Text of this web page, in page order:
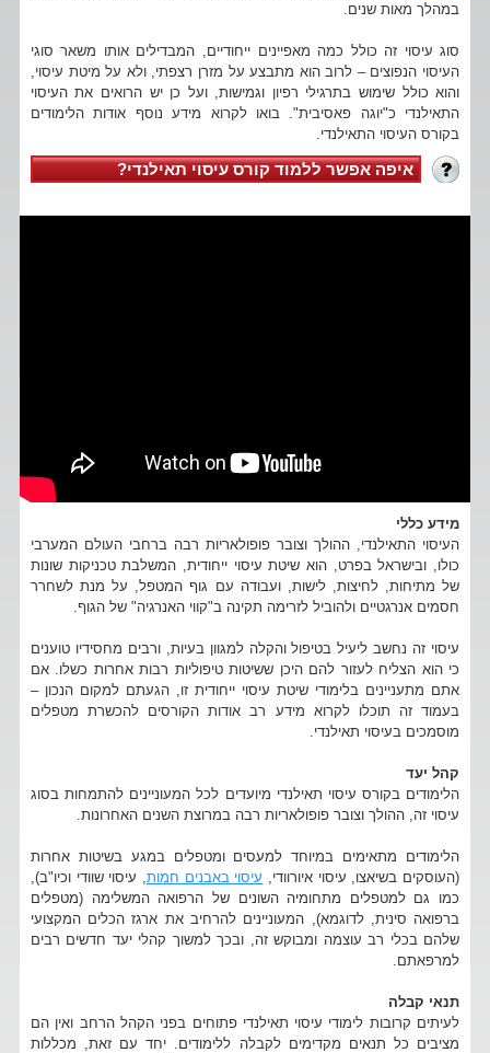
במהלך מאות שנים.
סוג עיסוי זה כולל כמה מאפיינים ייחודיים, המבדילים אותו משאר סוגי
העיסוי הנפוצים – לרוב הוא מתבצע על מזרן רצפתי, ולא על מיטת עיסוי,
והוא כולל שימוש בתרגילי רפיון וגמישות, ועל כן יש הרואים את העיסוי
התאילנדי כ"יוגה פאסיבית". בואו לקרוא מידע נוסף אודות הלימודים
בקורס העיסוי התאילנדי.
איפה אפשר ללמוד קורס עיסוי תאילנדי?
מידע כללי
העיסוי התאילנדי, ההולך וצובר פופולאריות רבה ברחבי העולם המערבי
כולו, ובישראל בפרט, הוא שיטת עיסוי ייחודית, המשלבת טכניקות שונות
של מתיחות, לחיצות, לישות, ועבודה עם גוף המטפל, על מנת לשחרר
חסמים אנרגטיים ולהוביל לזרימה תקינה ב"קווי האנרגיה" של הגוף.
עיסוי זה נחשב ליעיל בטיפול והקלה למגוון בעיות, ורבים מחסידיו טוענים
כי הוא הצליח לעזור להם היכן ששיטות טיפוליות רבות אחרות כשלו. אם
אתם מתעניינים בלימודי שיטת עיסוי ייחודית זו, הגעתם למקום הנכון –
בעמוד זה תוכלו לקרוא מידע רב אודות הקורסים להכשרת מטפלים
מוסמכים בעיסוי תאילנדי.
קהל יעד
הלימודים בקורס עיסוי תאילנדי מיועדים לכל המעוניינים להתמחות בסוג
עיסוי זה, ההולך וצובר פופולאריות רבה במרוצת השנים האחרונות.
הלימודים מתאימים במיוחד למעסים ומטפלים במגע בשיטות אחרות
(העוסקים בשיאצו, עיסוי איורוודי, עיסוי באבנים חמות , עיסוי שוודי וכיו"ב),
כמו גם למטפלים מתחומיה השונים של הרפואה המשלימה (מטפלים
ברפואה סינית, לדוגמא), המעוניינים להרחיב את ארגז הכלים המקצועי
שלהם בכלי רב עוצמה ומבוקש זה, ובכך למשוך קהלי יעד חדשים רבים
למרפאתם.
תנאי קבלה
לעיתים קרובות לימודי עיסוי תאילנדי פתוחים בפני הקהל הרחב ואין הם
מציבים כל תנאים מקדימים לקבלה ללימודים. יחד עם זאת, מכללות